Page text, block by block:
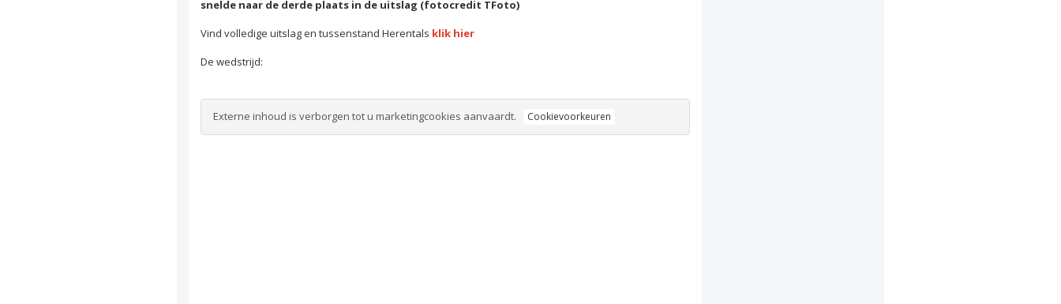
snelde naar de derde plaats in de uitslag (fotocredit TFoto)
Vind volledige uitslag en tussenstand Herentals klik hier
De wedstrijd:
Externe inhoud is verborgen tot u marketingcookies aanvaardt. Cookievoorkeuren